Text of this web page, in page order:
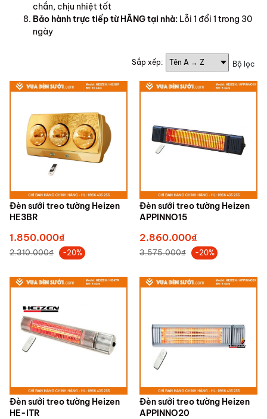
chắn, chịu nhiệt tốt
Bảo hành trực tiếp từ HÃNG tại nhà: Lỗi 1 đổi 1 trong 30
ngày
Sắp xếp: Bộ lọc
Đèn sưởi treo tường Heizen
HE3BR
1.850.000₫
2.310.000₫ -20%
Đèn sưởi treo tường Heizen
APPINNO15
2.860.000₫
3.575.000₫ -20%
Đèn sưởi treo tường Heizen
HE-ITR
Đèn sưởi treo tường Heizen
APPINNO20